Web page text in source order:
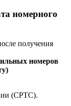
номерного
получения
номеров
(СРТС).